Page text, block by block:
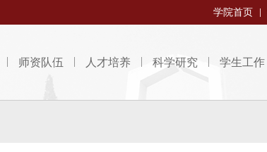
学院首页
师资队伍 人才培养 科学研究 学生工作